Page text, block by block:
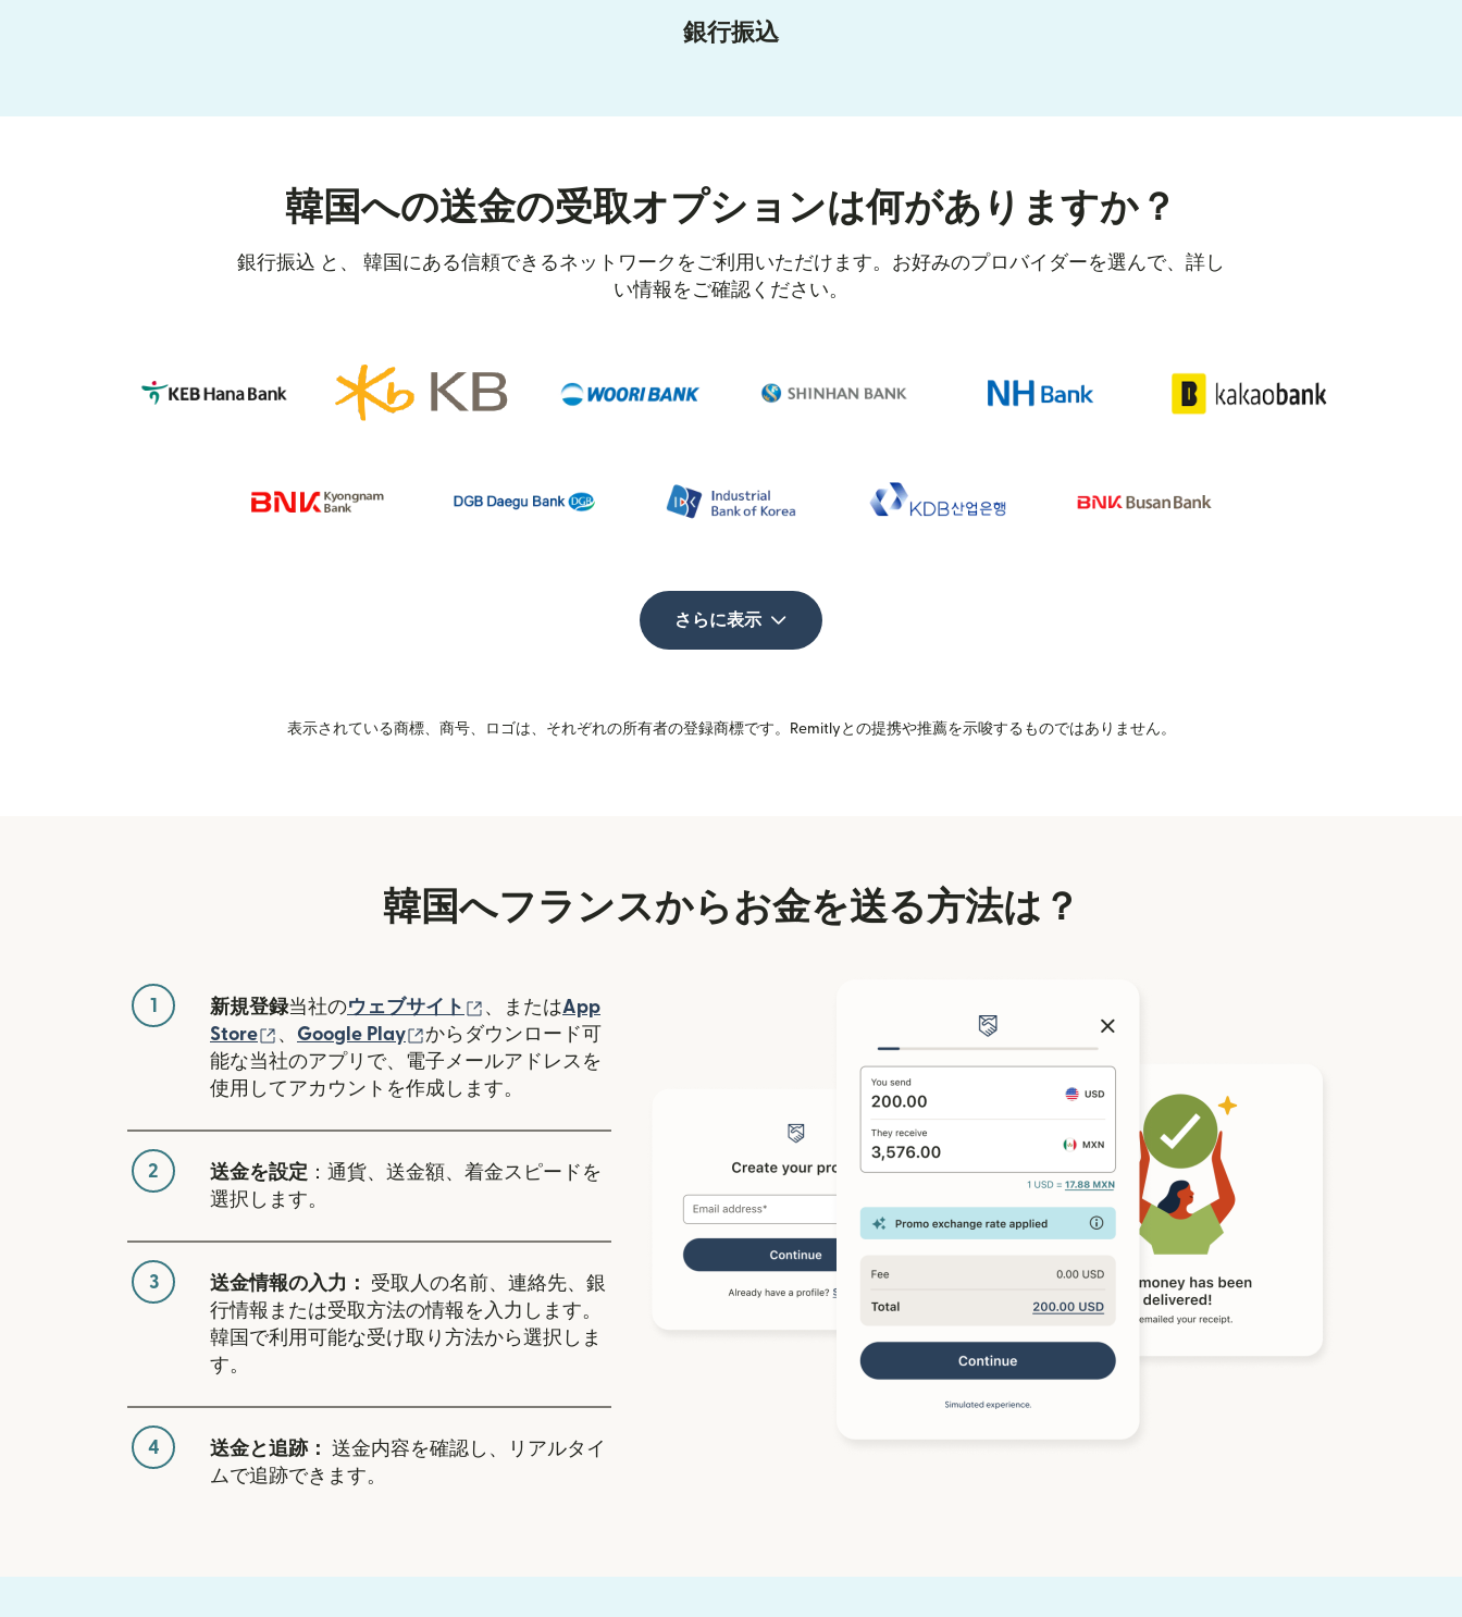
銀行振込
韓国への送金の受取オプションは何がありますか？
銀行振込 と、 韓国にある信頼できるネットワークをご利用いただけます。お好みのプロバイダーを選んで、詳し
い情報をご確認ください。
さらに表示
表示されている商標、商号、ロゴは、それぞれの所有者の登録商標です。Remitlyとの提携や推薦を示唆するものではありません。
韓国へフランスからお金を送る方法は？
1 新規登録当社のウェブサイト （別ウィンドウで開きます）
、またはApp
Store
（別ウィンドウで開きます）
、 Google Play （別ウィンドウで開きます）
からダウンロード可
能な当社のアプリで、電子メールアドレスを
使用してアカウントを作成します。
2 送金を設定 ：通貨、送金額、着金スピードを
選択します。
3 送金情報の入力：
受取人の名前、連絡先、銀
行情報または受取方法の情報を入力します。
韓国で利用可能な受け取り方法から選択しま
す。
4 送金と追跡：
送金内容を確認し、リアルタイ
ムで追跡できます。